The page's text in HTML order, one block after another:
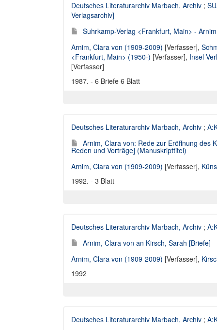
Deutsches Literaturarchiv Marbach, Archiv ;
Verlagsarchiv]
Suhrkamp-Verlag <Frankfurt, Main> -
Arnim, Clara von (1909-2009) [Verfasser],
<Frankfurt, Main> (1950-) [Verfasser], Insel
[Verfasser]
1987. - 6 Briefe 6 Blatt
Deutsches Literaturarchiv Marbach, Archiv ;
Arnim, Clara von: Rede zur Eröffnung des
Reden und Vorträge] (Manuskripttitel)
Arnim, Clara von (1909-2009) [Verfasser],
1992. - 3 Blatt
Deutsches Literaturarchiv Marbach, Archiv ;
Arnim, Clara von an Kirsch, Sarah [Briefe]
Arnim, Clara von (1909-2009) [Verfasser],
1992
Deutsches Literaturarchiv Marbach, Archiv ;